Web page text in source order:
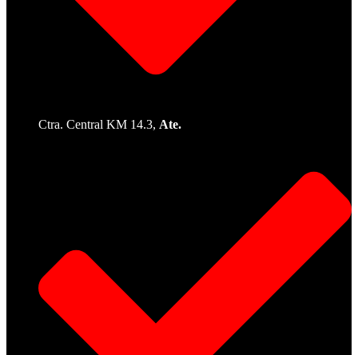
Ctra. Central KM 14.3, Ate.